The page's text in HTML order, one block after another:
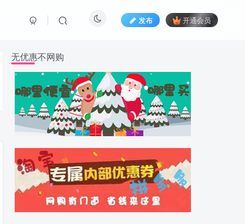
发布 开通会员
无优惠不网购